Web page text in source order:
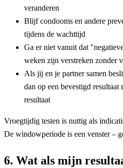
veranderen
Blijf condooms en andere
tijdens de wachttijd
Ga er niet vanuit dat
weken zijn verstreken zonder
Als jij en je partner samen
dan op een bevestigd
resultaat
Vroegtijdig testen is nuttig als
De windowperiode is een venster –
6. Wat als mijn